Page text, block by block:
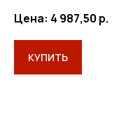
Цена: 4 987,50 р.
КУПИТЬ